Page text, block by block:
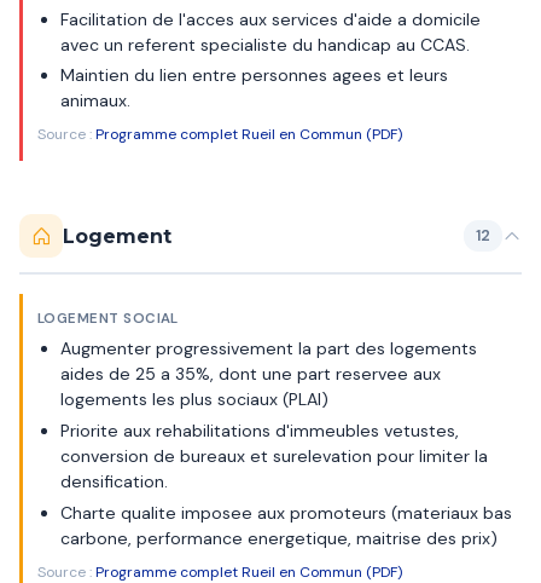
Facilitation de l'acces aux services d'aide a domicile
avec un referent specialiste du handicap au CCAS.
Maintien du lien entre personnes agees et leurs
animaux.
Source :Programme complet Rueil en Commun (PDF)
Logement 12
LOGEMENT SOCIAL
Augmenter progressivement la part des logements
aides de 25 a 35%, dont une part reservee aux
logements les plus sociaux (PLAI)
Priorite aux rehabilitations d'immeubles vetustes,
conversion de bureaux et surelevation pour limiter la
densification.
Charte qualite imposee aux promoteurs (materiaux bas
carbone, performance energetique, maitrise des prix)
Source :Programme complet Rueil en Commun (PDF)